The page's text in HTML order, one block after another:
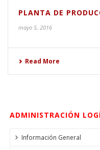
PLANTA DE
mayo 5, 2016
Read More
ADMINISTRACIÓN
Información General